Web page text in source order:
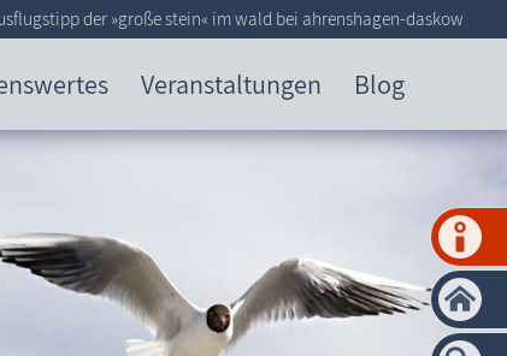
Veranstaltungen Blog
der »große stein« im wald bei ahrenshagen-daskow